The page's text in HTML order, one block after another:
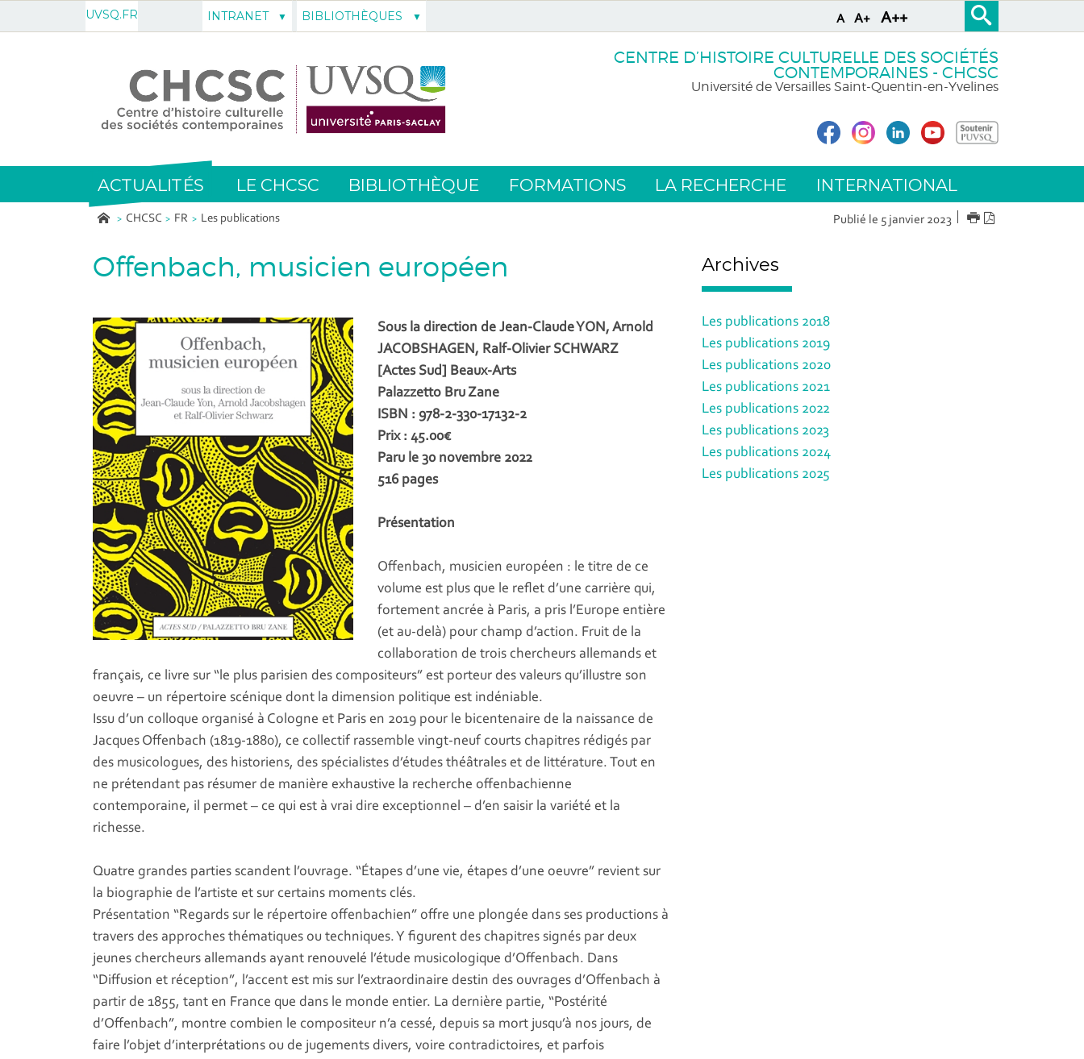
A A+ A++
UVSQ.FR
CENTRE D’HISTOIRE CULTURELLE DES SOCIÉTÉS
CONTEMPORAINES - CHCSC
Université de Versailles Saint-Quentin-en-Yvelines
ACTUALITÉS LE CHCSC BIBLIOTHÈQUE FORMATIONS LA RECHERCHE INTERNATIONAL
CHCSC FR Les publications Publié le 5 janvier 2023 IMPRIMER
Offenbach, musicien européen
Sous la direction de Jean-Claude YON, Arnold
JACOBSHAGEN, Ralf-Olivier SCHWARZ
[Actes Sud] Beaux-Arts
Palazzetto Bru Zane
ISBN : 978-2-330-17132-2
Prix : 45.00€
Paru le 30 novembre 2022
516 pages
Présentation
Offenbach, musicien européen : le titre de ce
volume est plus que le reflet d’une carrière qui,
fortement ancrée à Paris, a pris l’Europe entière
(et au-delà) pour champ d’action. Fruit de la
collaboration de trois chercheurs allemands et
français, ce livre sur “le plus parisien des compositeurs” est porteur des valeurs qu’illustre son
oeuvre – un répertoire scénique dont la dimension politique est indéniable.
Issu d’un colloque organisé à Cologne et Paris en 2019 pour le bicentenaire de la naissance de
Jacques Offenbach (1819-1880), ce collectif rassemble vingt-neuf courts chapitres rédigés par
des musicologues, des historiens, des spécialistes d’études théâtrales et de littérature. Tout en
ne prétendant pas résumer de manière exhaustive la recherche offenbachienne
contemporaine, il permet – ce qui est à vrai dire exceptionnel – d’en saisir la variété et la
richesse.
Quatre grandes parties scandent l’ouvrage. “Étapes d’une vie, étapes d’une oeuvre” revient sur
la biographie de l’artiste et sur certains moments clés.
Présentation “Regards sur le répertoire offenbachien” offre une plongée dans ses productions à
travers des approches thématiques ou techniques. Y figurent des chapitres signés par deux
jeunes chercheurs allemands ayant renouvelé l’étude musicologique d’Offenbach. Dans
“Diffusion et réception”, l’accent est mis sur l’extraordinaire destin des ouvrages d’Offenbach à
partir de 1855, tant en France que dans le monde entier. La dernière partie, “Postérité
d’Offenbach”, montre combien le compositeur n’a cessé, depuis sa mort jusqu’à nos jours, de
faire l’objet d’interprétations ou de jugements divers, voire contradictoires, et parfois
Archives
Les publications 2018
Les publications 2019
Les publications 2020
Les publications 2021
Les publications 2022
Les publications 2023
Les publications 2024
Les publications 2025
INTRANET BIBLIOTHÈQUES